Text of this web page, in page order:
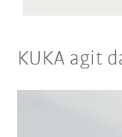
KUKA agit